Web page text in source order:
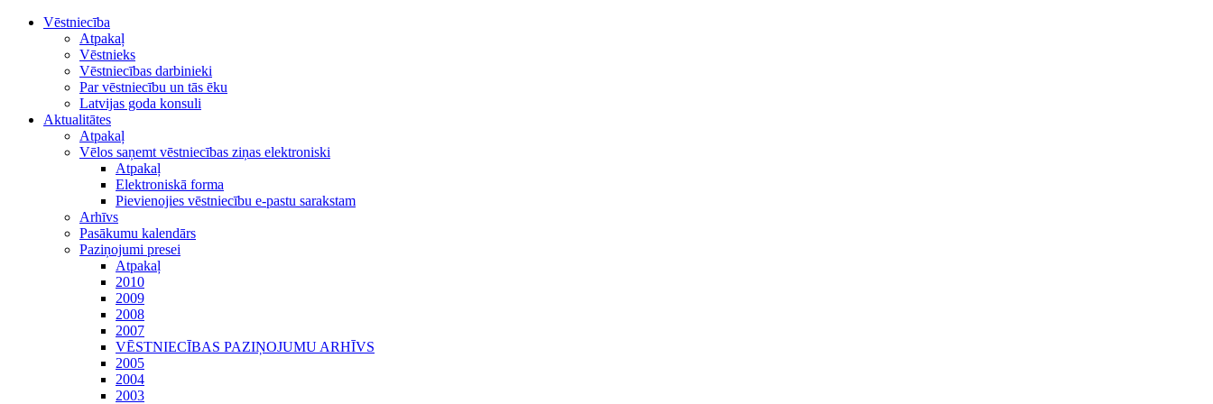
Vēstniecība
Atpakaļ
Vēstnieks
Vēstniecības darbinieki
Par vēstniecību un tās ēku
Latvijas goda konsuli
Aktualitātes
Atpakaļ
Vēlos saņemt vēstniecības ziņas elektroniski
Atpakaļ
Elektroniskā forma
Pievienojies vēstniecību e-pastu sarakstam
Arhīvs
Pasākumu kalendārs
Paziņojumi presei
Atpakaļ
2010
2009
2008
2007
VĒSTNIECĪBAS PAZIŅOJUMU ARHĪVS
2005
2004
2003